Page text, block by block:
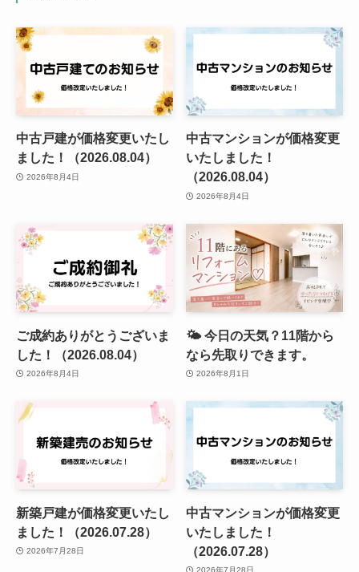
中古戸建が価格変更いたし
ました！（2026.08.04）
2026年8月4日
中古マンションが価格変更
いたしました！
（2026.08.04）
2026年8月4日
ご成約ありがとうございま
した！（2026.08.04）
2026年8月4日
🌤️ 今日の天気？11階から
なら先取りできます。
2026年8月1日
新築戸建が価格変更いたし
ました！（2026.07.28）
2026年7月28日
中古マンションが価格変更
いたしました！
（2026.07.28）
2026年7月28日